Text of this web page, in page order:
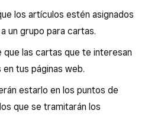
los artículos estén asignados
un grupo para cartas.
que las cartas que te interesan
tus páginas web.
estarlo en los puntos de
que se tramitarán los